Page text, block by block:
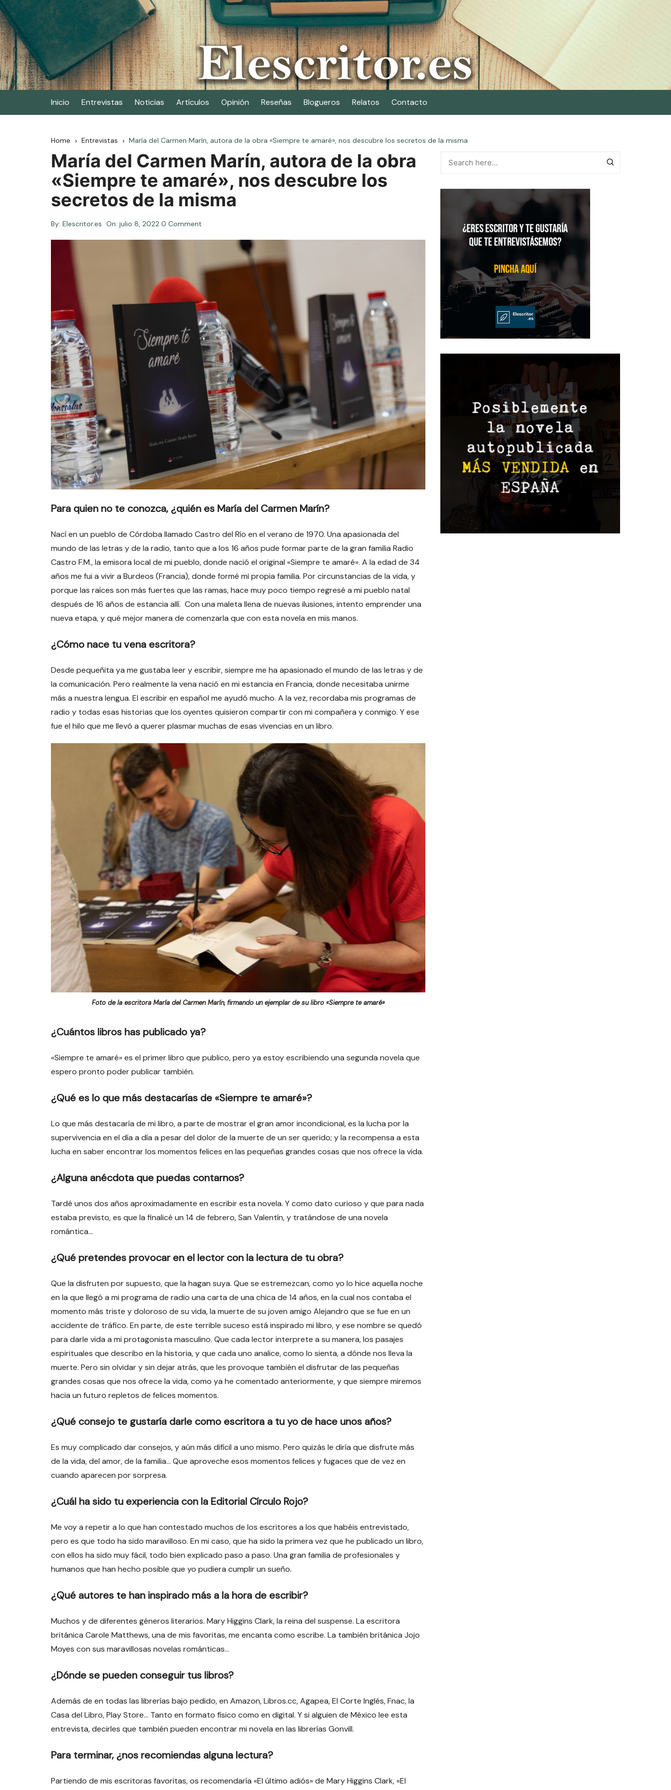
Skip
to
content
Elescritor.es
El periódico digital de los escritores
Inicio Entrevistas Noticias Artículos Opinión Reseñas Blogueros Relatos Contacto
Home Entrevistas María del Carmen Marín, autora de la obra «Siempre te amaré», nos descubre los secretos de la misma
María del Carmen Marín, autora de la obra
«Siempre te amaré», nos descubre los
secretos de la misma
By: Elescritor.es On: julio 8, 2022 0 Comment
Para quien no te conozca, ¿quién es María del Carmen Marín?
Nací en un pueblo de Córdoba llamado Castro del Río en el verano de 1970. Una apasionada del
mundo de las letras y de la radio, tanto que a los 16 años pude formar parte de la gran familia Radio
Castro F.M., la emisora local de mi pueblo, donde nació el original «Siempre te amaré». A la edad de 34
años me fui a vivir a Burdeos (Francia), donde formé mi propia familia. Por circunstancias de la vida, y
porque las raíces son más fuertes que las ramas, hace muy poco tiempo regresé a mi pueblo natal
después de 16 años de estancia allí. Con una maleta llena de nuevas ilusiones, intento emprender una
nueva etapa, y qué mejor manera de comenzarla que con esta novela en mis manos.
¿Cómo nace tu vena escritora?
Desde pequeñita ya me gustaba leer y escribir, siempre me ha apasionado el mundo de las letras y de
la comunicación. Pero realmente la vena nació en mi estancia en Francia, donde necesitaba unirme
más a nuestra lengua. El escribir en español me ayudó mucho. A la vez, recordaba mis programas de
radio y todas esas historias que los oyentes quisieron compartir con mi compañera y conmigo. Y ese
fue el hilo que me llevó a querer plasmar muchas de esas vivencias en un libro.
Foto de la escritora María del Carmen Marín, firmando un ejemplar de su libro «Siempre te amaré»
¿Cuántos libros has publicado ya?
«Siempre te amaré» es el primer libro que publico, pero ya estoy escribiendo una segunda novela que
espero pronto poder publicar también.
¿Qué es lo que más destacarías de «Siempre te amaré»?
Lo que más destacaría de mi libro, a parte de mostrar el gran amor incondicional, es la lucha por la
supervivencia en el día a día a pesar del dolor de la muerte de un ser querido; y la recompensa a esta
lucha en saber encontrar los momentos felices en las pequeñas grandes cosas que nos ofrece la vida.
¿Alguna anécdota que puedas contarnos?
Tardé unos dos años aproximadamente en escribir esta novela. Y como dato curioso y que para nada
estaba previsto, es que la finalicé un 14 de febrero, San Valentín, y tratándose de una novela
romántica…
¿Qué pretendes provocar en el lector con la lectura de tu obra?
Que la disfruten por supuesto, que la hagan suya. Que se estremezcan, como yo lo hice aquella noche
en la que llegó a mi programa de radio una carta de una chica de 14 años, en la cual nos contaba el
momento más triste y doloroso de su vida, la muerte de su joven amigo Alejandro que se fue en un
accidente de tráfico. En parte, de este terrible suceso está inspirado mi libro, y ese nombre se quedó
para darle vida a mi protagonista masculino. Que cada lector interprete a su manera, los pasajes
espirituales que describo en la historia, y que cada uno analice, como lo sienta, a dónde nos lleva la
muerte. Pero sin olvidar y sin dejar atrás, que les provoque también el disfrutar de las pequeñas
grandes cosas que nos ofrece la vida, como ya he comentado anteriormente, y que siempre miremos
hacia un futuro repletos de felices momentos.
¿Qué consejo te gustaría darle como escritora a tu yo de hace unos años?
Es muy complicado dar consejos, y aún más difícil a uno mismo. Pero quizás le diría que disfrute más
de la vida, del amor, de la familia… Que aproveche esos momentos felices y fugaces que de vez en
cuando aparecen por sorpresa.
¿Cuál ha sido tu experiencia con la Editorial Círculo Rojo?
Me voy a repetir a lo que han contestado muchos de los escritores a los que habéis entrevistado,
pero es que todo ha sido maravilloso. En mi caso, que ha sido la primera vez que he publicado un libro,
con ellos ha sido muy fácil, todo bien explicado paso a paso. Una gran familia de profesionales y
humanos que han hecho posible que yo pudiera cumplir un sueño.
¿Qué autores te han inspirado más a la hora de escribir?
Muchos y de diferentes géneros literarios. Mary Higgins Clark, la reina del suspense. La escritora
británica Carole Matthews, una de mis favoritas, me encanta como escribe. La también británica Jojo
Moyes con sus maravillosas novelas románticas…
¿Dónde se pueden conseguir tus libros?
Además de en todas las librerías bajo pedido, en Amazon, Libros.cc, Agapea, El Corte Inglés, Fnac, la
Casa del Libro, Play Store… Tanto en formato físico como en digital. Y si alguien de México lee esta
entrevista, decirles que también pueden encontrar mi novela en las librerías Gonvill.
Para terminar, ¿nos recomiendas alguna lectura?
Partiendo de mis escritoras favoritas, os recomendaría «El último adiós» de Mary Higgins Clark, «El